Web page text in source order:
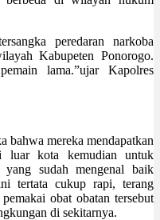
peredaran narkoba
Kabupeten Ponorogo.
lama.”ujar Kapolres
bahwa mereka mendapatkan
luar kota kemudian untuk
yang sudah mengenal baik
tertata cukup rapi, terang
obat obatan tersebut
di sekitarnya.